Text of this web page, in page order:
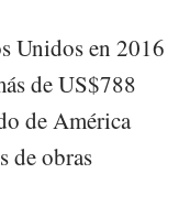
Unidos en 2016
de US$788
de América
de obras